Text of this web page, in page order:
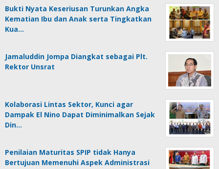
Bukti Nyata Keseriusan Turunkan Angka
Kematian Ibu dan Anak serta Tingkatkan
Kua…
Jamaluddin Jompa Diangkat sebagai Plt.
Rektor Unsrat
Kolaborasi Lintas Sektor, Kunci agar
Dampak El Nino Dapat Diminimalkan Sejak
Din…
Penilaian Maturitas SPIP tidak Hanya
Bertujuan Memenuhi Aspek Administrasi